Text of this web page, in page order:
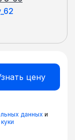
данных и